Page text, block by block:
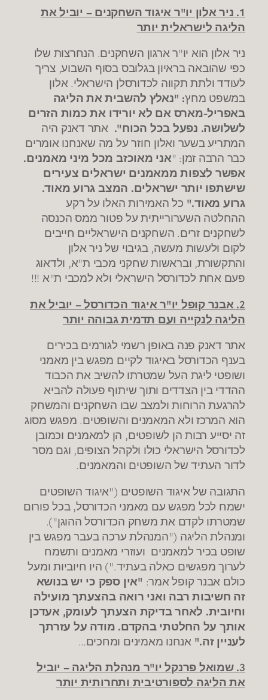
1. ניר אלון יו"ר איגוד השחקנים – יוביל את
הליגה לישראלית יותר
ניר אלון הוא יו"ר ארגון השחקנים. הנחרצות שלו
כפי שהובאה בראיון בגלובס בסוף השבוע, צריך
לעודד ולתת תקווה לכדורסלן הישראלי. אלון
במשפט מחץ:
"נאלץ להשבית את הליגה
באפריל-מארס אם לא יורידו את כמות הזרים
לשלושה. נפעל בכל הכוח". אתר דאנק היה
המתריע בשער ואלון חוזר על מה שאנחנו אומרים
כבר הרבה זמן: "אני מאוכזב מכל מיני מאמנים.
אפשר לצפות ממאמנים ישראלים צעירים
שישתפו יותר ישראלים. המצב גרוע מאוד.
גרוע מאוד." כל האמירות האלו על רקע
ההחלטה השערורייתית על פטור ממס הכנסה
לשחקנים זרים. השחקנים הישראליים חייבים
לקום ולעשות מעשה, בגיבוי של ניר אלון
והתקשורת, ובראשות שחקני מכבי ת"א, ולדאוג
פעם אחת לכדורסל הישראלי ולא למכבי ת"א !!!
2. אבנר קופל יו"ר איגוד הכדורסל – יוביל את
הליגה לנקייה ועם תדמית גבוהה יותר
אתר דאנק פנה באופן רשמי לגורמים בכירים
בענף הכדורסל באיגוד לקיים מפגש בין מאמני
ושופטי ליגת העל שמטרתו להשיב את הכבוד
ההדדי בין הצדדים ותוך שיתוף פעולה להביא
להרגעת הרוחות ולמצב שבו השחקנים והמשחק
הוא המרכז ולא המאמנים והשופטים. מפגש מסוג
זה יסייע רבות הן לשופטים, הן למאמנים וכמובן
לכדורסל הישראלי כולו ולקהל הצופים, וגם מסר
לדור העתיד של השופטים והמאמנים.
התגובה של איגוד השופטים ("איגוד השופטים
ישמח לכל מפגש עם מאמני הכדורסל, בכל פורום
שמטרתו לקדם את משחק הכדורסל ההוגן").
ומנהלת הליגה ("המנהלת ערכה בעבר מפגש בין
שופט בכיר למאמנים ועוזרי מאמנים ותשמח
לערוך מפגשים כאלה בעתיד.") היו חיוביות ומעל
כולם אבנר קופל אמר: "אין ספק כי יש בנושא
זה חשיבות רבה ואני רואה בהצעתך מועילה
וחיובית. לאחר בדיקת הצעתך לעומק, אעדכן
אותך על החלטתי בהקדם. מודה על עזרתך
לעניין זה." אנחנו מאמינים ומחכים…
3. שמואל פרנקל יו"ר מנהלת הליגה – יוביל
את הליגה לספורטיבית ותחרותית יותר